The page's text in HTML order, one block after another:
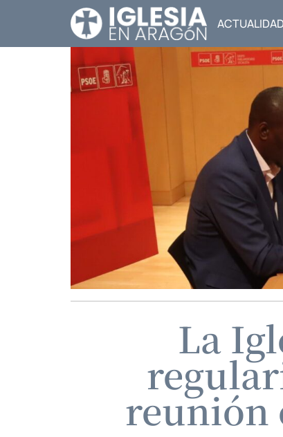
ACTUALIDAD
La
reunión